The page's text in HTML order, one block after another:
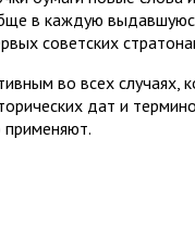
в каждую
советских
во всех случаях,
дат и